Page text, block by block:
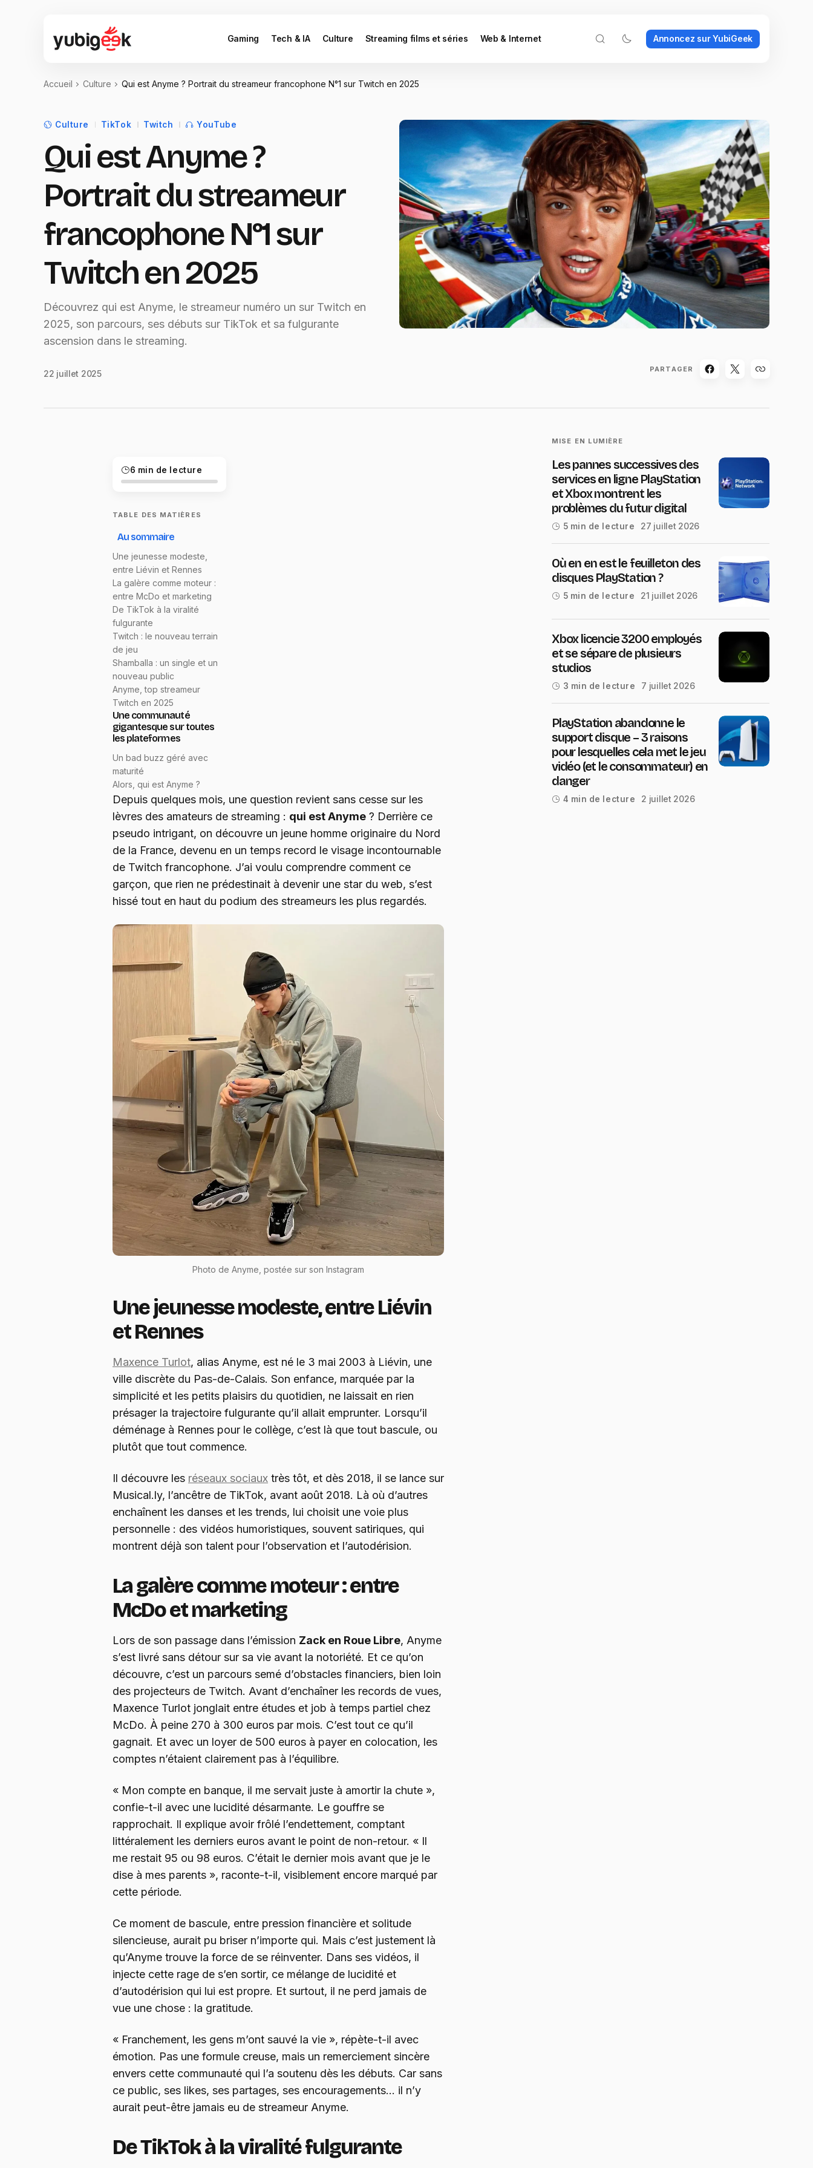
Gaming Tech & IA Culture Streaming films et séries Web & Internet Annoncez sur YubiGeek
Accueil Culture Qui est Anyme ? Portrait du streameur francophone N°1 sur Twitch en 2025
Culture TikTok Twitch YouTube
Qui est Anyme ?
Portrait du streameur
francophone N°1 sur
Twitch en 2025
Découvrez qui est Anyme, le streameur numéro un sur Twitch en
2025, son parcours, ses débuts sur TikTok et sa fulgurante
ascension dans le streaming.
22 juillet 2025 PARTAGER
6 min de lecture
TABLE DES MATIÈRES
Au sommaire
Une jeunesse modeste,
entre Liévin et Rennes
La galère comme moteur :
entre McDo et marketing
De TikTok à la viralité
fulgurante
Twitch : le nouveau terrain
de jeu
Shamballa : un single et un
nouveau public
Anyme, top streameur
Twitch en 2025
Une communauté
gigantesque sur toutes
les plateformes
Un bad buzz géré avec
maturité
Alors, qui est Anyme ?
Depuis quelques mois, une question revient sans cesse sur les
lèvres des amateurs de streaming : qui est Anyme ? Derrière ce
pseudo intrigant, on découvre un jeune homme originaire du Nord
de la France, devenu en un temps record le visage incontournable
de Twitch francophone. J’ai voulu comprendre comment ce
garçon, que rien ne prédestinait à devenir une star du web, s’est
hissé tout en haut du podium des streameurs les plus regardés.
Photo de Anyme, postée sur son Instagram
Une jeunesse modeste, entre Liévin
et Rennes
Maxence Turlot, alias Anyme, est né le 3 mai 2003 à Liévin, une
ville discrète du Pas-de-Calais. Son enfance, marquée par la
simplicité et les petits plaisirs du quotidien, ne laissait en rien
présager la trajectoire fulgurante qu’il allait emprunter. Lorsqu’il
déménage à Rennes pour le collège, c’est là que tout bascule, ou
plutôt que tout commence.
Il découvre les réseaux sociaux très tôt, et dès 2018, il se lance sur
Musical.ly, l’ancêtre de TikTok, avant août 2018. Là où d’autres
enchaînent les danses et les trends, lui choisit une voie plus
personnelle : des vidéos humoristiques, souvent satiriques, qui
montrent déjà son talent pour l’observation et l’autodérision.
La galère comme moteur : entre
McDo et marketing
Lors de son passage dans l’émission Zack en Roue Libre, Anyme
s’est livré sans détour sur sa vie avant la notoriété. Et ce qu’on
découvre, c’est un parcours semé d’obstacles financiers, bien loin
des projecteurs de Twitch. Avant d’enchaîner les records de vues,
Maxence Turlot jonglait entre études et job à temps partiel chez
McDo. À peine 270 à 300 euros par mois. C’est tout ce qu’il
gagnait. Et avec un loyer de 500 euros à payer en colocation, les
comptes n’étaient clairement pas à l’équilibre.
« Mon compte en banque, il me servait juste à amortir la chute »,
confie-t-il avec une lucidité désarmante. Le gouffre se
rapprochait. Il explique avoir frôlé l’endettement, comptant
littéralement les derniers euros avant le point de non-retour. « Il
me restait 95 ou 98 euros. C’était le dernier mois avant que je le
dise à mes parents », raconte-t-il, visiblement encore marqué par
cette période.
Ce moment de bascule, entre pression financière et solitude
silencieuse, aurait pu briser n’importe qui. Mais c’est justement là
qu’Anyme trouve la force de se réinventer. Dans ses vidéos, il
injecte cette rage de s’en sortir, ce mélange de lucidité et
d’autodérision qui lui est propre. Et surtout, il ne perd jamais de
vue une chose : la gratitude.
« Franchement, les gens m’ont sauvé la vie », répète-t-il avec
émotion. Pas une formule creuse, mais un remerciement sincère
envers cette communauté qui l’a soutenu dès les débuts. Car sans
ce public, ses likes, ses partages, ses encouragements… il n’y
aurait peut-être jamais eu de streameur Anyme.
De TikTok à la viralité fulgurante
MISE EN LUMIÈRE
Les pannes successives des
services en ligne PlayStation
et Xbox montrent les
problèmes du futur digital
5 min de lecture 27 juillet 2026
Où en en est le feuilleton des
disques PlayStation ?
5 min de lecture 21 juillet 2026
Xbox licencie 3200 employés
et se sépare de plusieurs
studios
3 min de lecture 7 juillet 2026
PlayStation abandonne le
support disque – 3 raisons
pour lesquelles cela met le jeu
vidéo (et le consommateur) en
danger
4 min de lecture 2 juillet 2026